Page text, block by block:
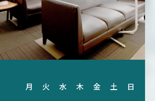
月 火 水 木 金 土 日